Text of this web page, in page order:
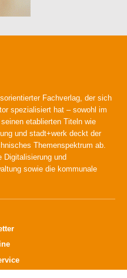
Fachverlag, der sich
spezialisiert hat – sowohl im
etablierten Titeln wie
und stadt+werk deckt der
Themenspektrum ab.
Digitalisierung und
sowie die kommunale